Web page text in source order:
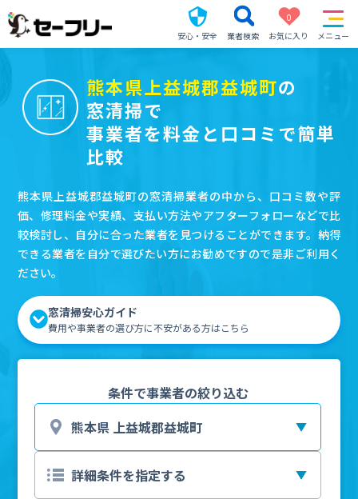
安心・安全 業者検索
0
お気に入り
メニュー
熊本県上益城郡益城町の
窓清掃で
事業者を料金と口コミで簡単
比較
熊本県上益城郡益城町の窓清掃業者の中から、口コミ数や評
価、修理料金や実績、支払い方法やアフターフォローなどで比
較検討し、自分に合った業者を見つけることができます。納得
できる業者を自分で選びたい方にお勧めですので是非ご利用く
ださい。
窓清掃安心ガイド
費用や事業者の選び方に不安がある方はこちら
条件で事業者の絞り込む